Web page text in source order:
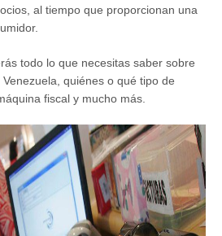
al tiempo que proporcionan una
todo lo que necesitas saber sobre
quiénes o qué tipo de
fiscal y mucho más.